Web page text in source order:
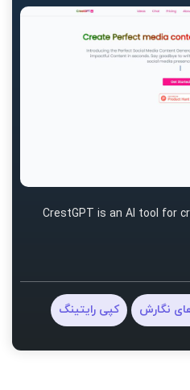
CrestGPT is an AI tool for
نگارش کپی رایتینگ